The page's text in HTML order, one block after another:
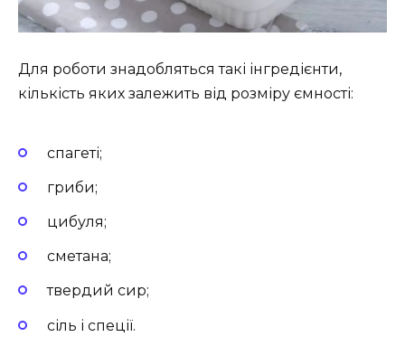
Для роботи знадобляться такі інгредієнти,
кількість яких залежить від розміру ємності:
спагеті;
гриби;
цибуля;
сметана;
твердий сир;
сіль і спеції.